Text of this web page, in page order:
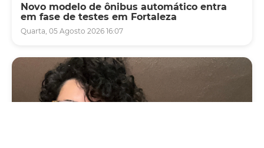
Novo modelo de ônibus automático entra
em fase de testes em Fortaleza
Quarta, 05 Agosto 2026 16:07